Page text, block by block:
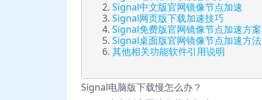
Signal中文版官网镜像节点加速
Signal网页版下载加速技巧
Signal免费版官网镜像节点加速方案
Signal桌面版官网镜像节点加速方法
其他相关功能软件引用说明
Signal电脑版下载慢怎么办？